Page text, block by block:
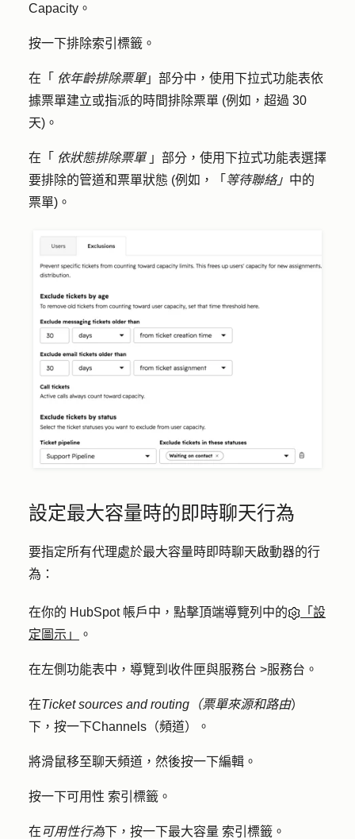
Capacity 。
按一下排除索引標籤。
在「 依年齡排除票單」部分中，使用下拉式功能表依
據票單建立或指派的時間排除票單 (例如，超過 30
天)。
在「 依狀態排除票單 」部分，使用下拉式功能表選擇
要排除的管道和票單狀態 (例如，「 等待聯絡」 中的
票單)。
設定最大容量時的即時聊天行為
要指定所有代理處於最大容量時即時聊天啟動器的行
為：
在你的 HubSpot 帳戶中，點擊頂端導覽列中的
「設
定圖示」
。
在左側功能表中，導覽到 收件匣與服務台 >服務台 。
在Ticket sources and routing（票單來源和路由）
下，按一下Channels（頻道） 。
將滑鼠移至聊天頻道，然後按一下編輯 。
按一下可用性 索引標籤。
在 可用性行為下，按一下最大容量 索引標籤。